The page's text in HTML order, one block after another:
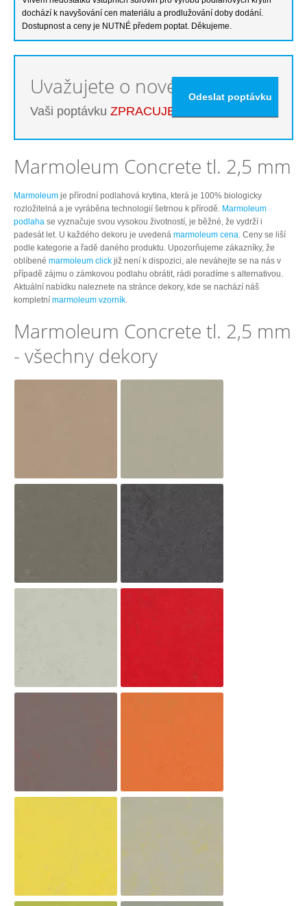
Uvažujete o nové podlaze?
Vaši poptávku ZPRACUJEME ZDARMA
Marmoleum Concrete tl. 2,5 mm
Marmoleum je přírodní podlahová krytina, která je 100% biologicky
rozložitelná a je vyráběna technologií šetrnou k přírodě. Marmoleum
podlaha se vyznačuje svou vysokou životností, je běžné, že vydrží i
padesát let. U každého dekoru je uvedená marmoleum cena . Ceny se liší
podle kategorie a řadě daného produktu. Upozorňujeme zákazníky, že
oblíbené marmoleum click již není k dispozici, ale neváhejte se na nás v
případě zájmu o zámkovou podlahu obrátit, rádi poradíme s alternativou.
Aktuální nabídku naleznete na stránce dekory, kde se nachází náš
kompletní marmoleum vzorník
Marmoleum Concrete tl. 2,5 mm
- všechny dekory